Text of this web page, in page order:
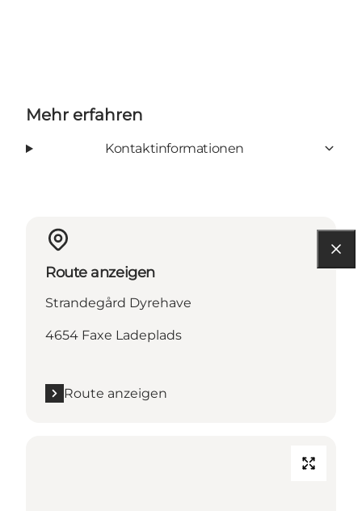
Mehr erfahren
Kontaktinformationen
Route anzeigen
Strandegård Dyrehave
4654 Faxe Ladeplads
Route anzeigen